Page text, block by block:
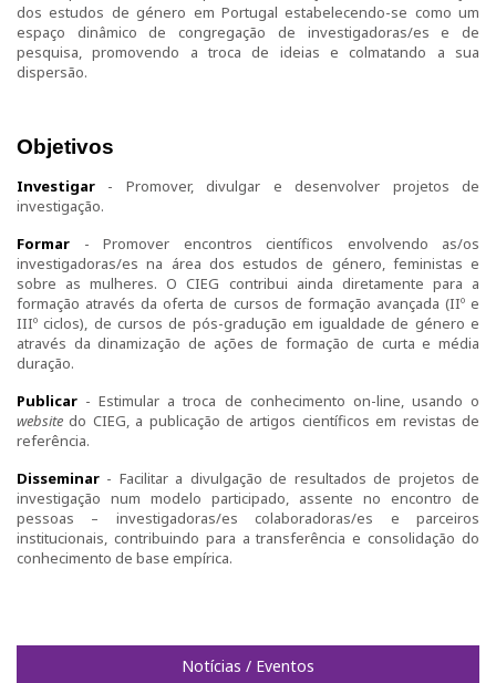
Género do Ministério da Defesa | 4ª edição |
Testemunhos
Regulamentos do CIEG
Investigação
Projetos
Projetos em curso
Parcerias
Investigar no CIEG
Bolseiras CIEG/FCT
Publicações
dos estudos de género em Portugal estabelecendo-se como um
espaço dinâmico de congregação de investigadoras/es e de
pesquisa, promovendo a troca de ideias e colmatando a sua
dispersão.
Objetivos
Investigar - Promover, divulgar e desenvolver projetos de
investigação.
Formar - Promover encontros científicos envolvendo as/os
investigadoras/es na área dos estudos de género, feministas e
sobre as mulheres. O CIEG contribui ainda diretamente para a
formação através da oferta de cursos de formação avançada (IIº e
IIIº ciclos), de cursos de pós-gradução em igualdade de género e
através da dinamização de ações de formação de curta e média
duração.
Publicar - Estimular a troca de conhecimento on-line, usando o
website do CIEG, a publicação de artigos científicos em revistas de
referência.
Disseminar - Facilitar a divulgação de resultados de projetos de
investigação num modelo participado, assente no encontro de
pessoas – investigadoras/es colaboradoras/es e parceiros
institucionais, contribuindo para a transferência e consolidação do
conhecimento de base empírica.
Notícias / Eventos